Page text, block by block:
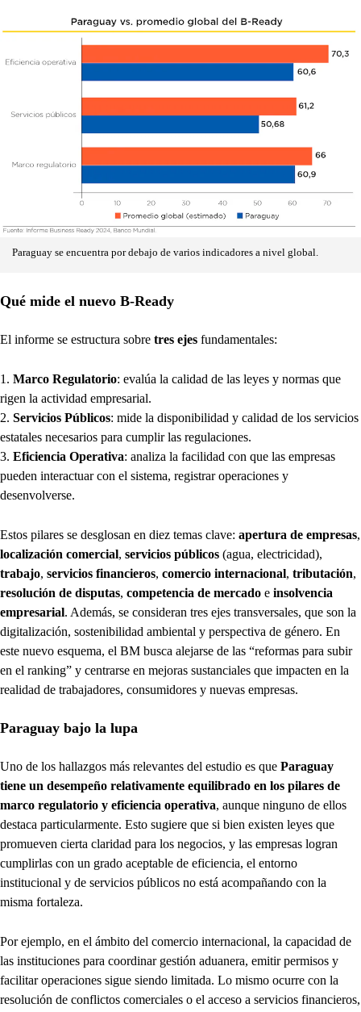
Paraguay se encuentra por debajo de varios indicadores a nivel global.
Qué mide el nuevo B-Ready
El informe se estructura sobre tres ejes fundamentales:
Marco Regulatorio: evalúa la calidad de las leyes y normas que
rigen la actividad empresarial.
Servicios Públicos: mide la disponibilidad y calidad de los servicios
estatales necesarios para cumplir las regulaciones.
Eficiencia Operativa: analiza la facilidad con que las empresas
pueden interactuar con el sistema, registrar operaciones y
desenvolverse.
Estos pilares se desglosan en diez temas clave: apertura de empresas,
localización comercial, servicios públicos (agua, electricidad),
trabajo, servicios financieros, comercio internacional, tributación,
resolución de disputas, competencia de mercado e insolvencia
empresarial. Además, se consideran tres ejes transversales, que son la
digitalización, sostenibilidad ambiental y perspectiva de género. En
este nuevo esquema, el BM busca alejarse de las “reformas para subir
en el ranking” y centrarse en mejoras sustanciales que impacten en la
realidad de trabajadores, consumidores y nuevas empresas.
Paraguay bajo la lupa
Uno de los hallazgos más relevantes del estudio es que Paraguay
tiene un desempeño relativamente equilibrado en los pilares de
marco regulatorio y eficiencia operativa, aunque ninguno de ellos
destaca particularmente. Esto sugiere que si bien existen leyes que
promueven cierta claridad para los negocios, y las empresas logran
cumplirlas con un grado aceptable de eficiencia, el entorno
institucional y de servicios públicos no está acompañando con la
misma fortaleza.
Por ejemplo, en el ámbito del comercio internacional, la capacidad de
las instituciones para coordinar gestión aduanera, emitir permisos y
facilitar operaciones sigue siendo limitada. Lo mismo ocurre con la
resolución de conflictos comerciales o el acceso a servicios financieros,